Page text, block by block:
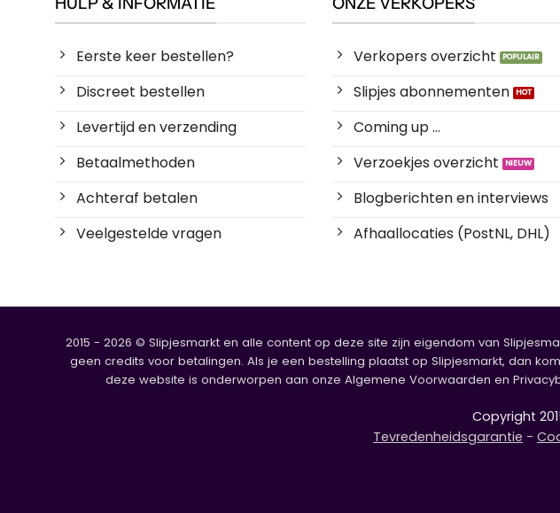
Eerste keer bestellen?
Discreet bestellen
Levertijd en verzending
Betaalmethoden
Achteraf betalen
Veelgestelde vragen
Verkopers overzicht
Slipjes abonnementen
Coming up ...
Verzoekjes overzicht
Blogberichten en interviews
Afhaallocaties (PostNL, DHL)
2015 - 2026 © Slipjesmarkt en alle content op deze site zijn eigendom van
geen credits voor betalingen. Als je een bestelling plaatst op Slipjesmarkt, dan
deze website is onderworpen aan onze Algemene Voorwaarden en
Copyright
Tevredenheidsgarantie -